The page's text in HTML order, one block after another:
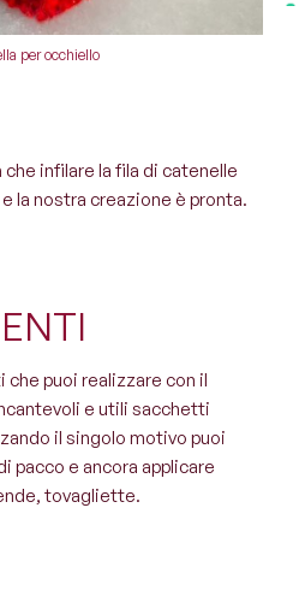
per occhiello
infilare la fila di catenelle
la nostra creazione è pronta.
puoi realizzare con il
e utili sacchetti
il singolo motivo puoi
pacco e ancora applicare
tovagliette.